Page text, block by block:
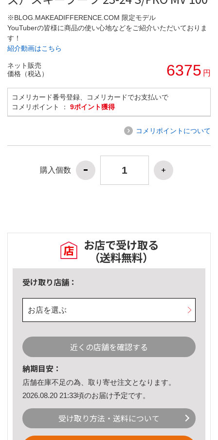
※BLOG.MAKEADIFFERENCE.COM 限定モデル
YouTuberの皆様に商品の使い心地などをご紹介いただいておりま
す！
紹介動画はこちら
ネット販売
価格（税込）
6375 円
コメリカード番号登録、コメリカードでお支払いで
コメリポイント ： 9ポイント獲得
コメリポイントについて
購入個数
お店で受け取る
（送料無料）
受け取り店舗：
お店を選ぶ
近くの店舗を確認する
納期目安：
店舗在庫不足の為、取り寄せ注文となります。
2026.08.20 21:33頃のお届け予定です。
受け取り方法・送料について